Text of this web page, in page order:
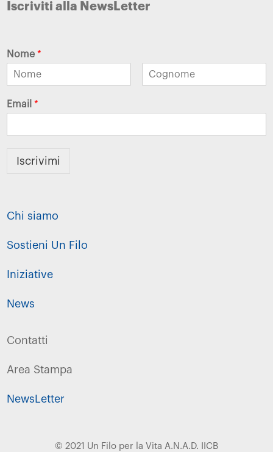
Iscriviti alla NewsLetter
Nome*
Email*
Iscrivimi
Chi siamo
Sostieni Un Filo
Iniziative
News
Contatti
Area Stampa
NewsLetter
© 2021 Un Filo per la Vita A.N.A.D. IICB